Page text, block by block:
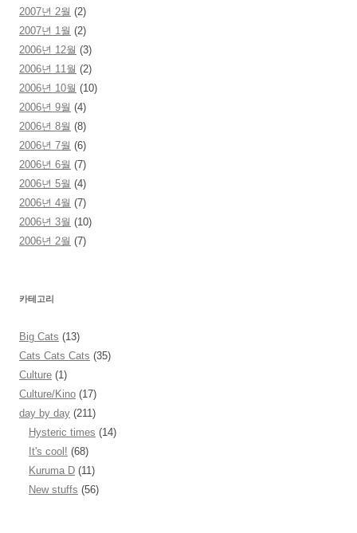
2007년 2월 (2)
2007년 1월 (2)
2006년 12월 (3)
2006년 11월 (2)
2006년 10월 (10)
2006년 9월 (4)
2006년 8월 (8)
2006년 7월 (6)
2006년 6월 (7)
2006년 5월 (4)
2006년 4월 (7)
2006년 3월 (10)
2006년 2월 (7)
카테고리
Big Cats (13)
Cats Cats Cats (35)
Culture (1)
Culture/Kino (17)
day by day (211)
Hysteric times (14)
It's cool! (68)
Kuruma D (11)
New stuffs (56)